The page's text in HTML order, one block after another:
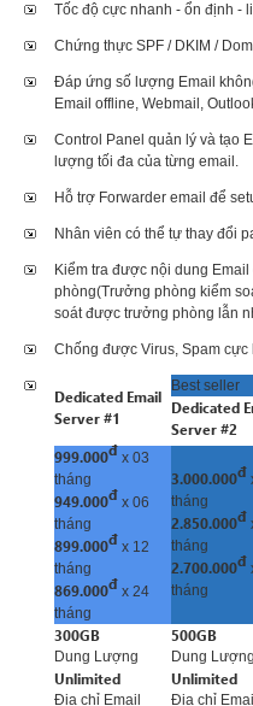
Tốc độ cực nhanh - ổn định -
Chứng thực SPF / DKIM /
Đáp ứng số lượng Email
Email offline, Webmail,
Control Panel quản lý và tạo
lượng tối đa của từng email.
Hỗ trợ Forwarder email để
Nhân viên có thể tự thay đổi
Kiểm tra được nội dung
phòng(Trưởng phòng kiểm
soát được trưởng phòng lẫn
Chống được Virus, Spam cực
Dedicated Email
Server #1
Best seller
Dedicated
Server #2
999.000đ x 03
tháng
949.000đ x 06
tháng
899.000đ x 12
tháng
869.000đ x 24
tháng
3.000.000đ
tháng
2.850.000đ
tháng
2.700.000đ
tháng
300GB
Dung Lượng
500GB
Dung Lượng
Unlimited
Địa chỉ Email
Unlimited
Địa chỉ Email